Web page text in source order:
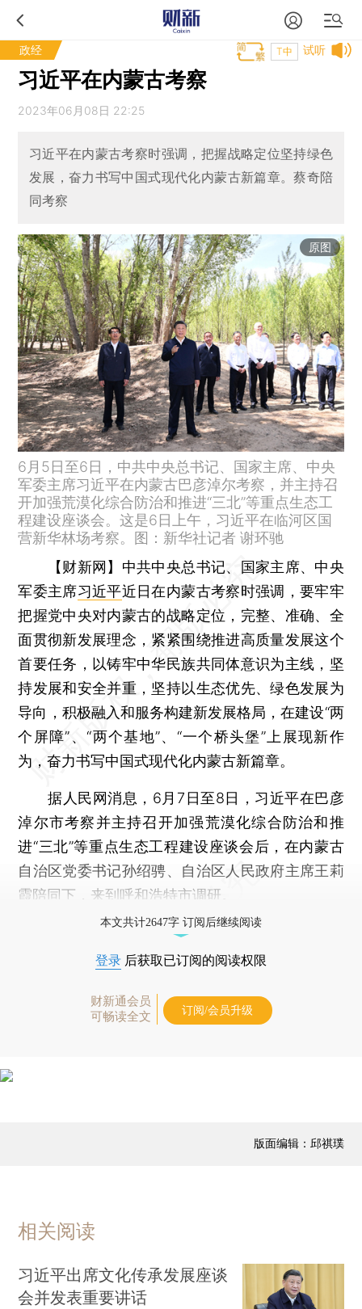
政经 试听
T中
习近平在内蒙古考察
2023年06月08日 22:25
习近平在内蒙古考察时强调，把握战略定位坚持绿色
发展，奋力书写中国式现代化内蒙古新篇章。蔡奇陪
同考察
原图
6月5日至6日，中共中央总书记、国家主席、中央
军委主席习近平在内蒙古巴彦淖尔考察，并主持召
开加强荒漠化综合防治和推进“三北”等重点生态工
程建设座谈会。这是6日上午，习近平在临河区国
营新华林场考察。图：新华社记者 谢环驰
【财新网】 中共中央总书记、国家主席、中央
军委主席习近平近日在内蒙古考察时强调，要牢牢
把握党中央对内蒙古的战略定位，完整、准确、全
面贯彻新发展理念，紧紧围绕推进高质量发展这个
首要任务，以铸牢中华民族共同体意识为主线，坚
持发展和安全并重，坚持以生态优先、绿色发展为
导向，积极融入和服务构建新发展格局，在建设“两
个屏障”、“两个基地”、“一个桥头堡”上展现新作
为，奋力书写中国式现代化内蒙古新篇章。
据人民网消息，6月7日至8日，习近平在巴彦
淖尔市考察并主持召开加强荒漠化综合防治和推
进“三北”等重点生态工程建设座谈会后，在内蒙古
自治区党委书记孙绍骋、自治区人民政府主席王莉
霞陪同下，来到呼和浩特市调研。
本文共计2647字 订阅后继续阅读
登录 后获取已订阅的阅读权限
财新通会员
可畅读全文
订阅/会员升级
版面编辑：邱祺璞
相关阅读
习近平出席文化传承发展座谈
会并发表重要讲话